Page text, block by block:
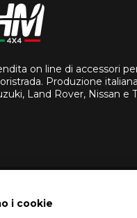
on line di accessori
Produzione
Land Rover, Nissan e
i cookie